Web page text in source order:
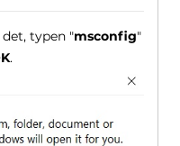
det, typen "msconfig"
.